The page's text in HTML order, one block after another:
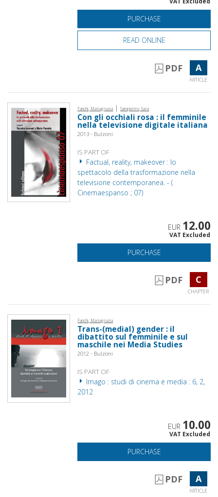
PURCHASE
READ ONLINE
PDF A
ARTICLE
Fanchi, Mariagrazia | Sampietro, Sara
Con gli occhiali rosa : il femminile
nella televisione digitale italiana
2013 - Bulzoni
IS PART OF
Factual, reality, makeover : lo
spettacolo della trasformazione nella
televisione contemporanea. - (
Cinemaespanso ; 07)
EUR 12.00
VAT Excluded
PURCHASE
PDF C
CHAPTER
Fanchi, Mariagrazia
Trans-(medial) gender : il
dibattito sul femminile e sul
maschile nei Media Studies
2012 - Bulzoni
IS PART OF
Imago : studi di cinema e media : 6, 2,
2012
EUR 10.00
VAT Excluded
PURCHASE
PDF A
ARTICLE